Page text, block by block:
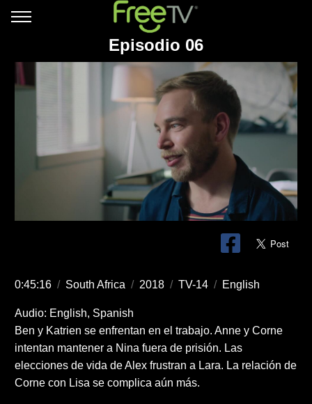
Episodio 06
0:45:16 / South Africa / 2018 / TV-14 / English
Audio: English, Spanish
Ben y Katrien se enfrentan en el trabajo. Anne y Corne
intentan mantener a Nina fuera de prisión. Las
elecciones de vida de Alex frustran a Lara. La relación de
Corne con Lisa se complica aún más.